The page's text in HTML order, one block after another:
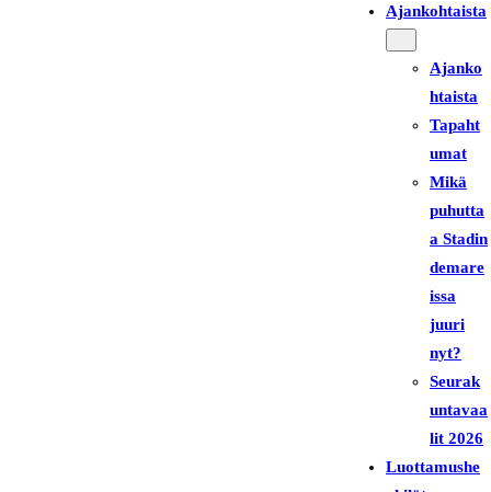
Ajankohtaista
Ajanko
htaista
Tapaht
umat
Mikä
puhutta
a Stadin
demare
issa
juuri
nyt?
Seurak
untavaa
lit 2026
Luottamushe